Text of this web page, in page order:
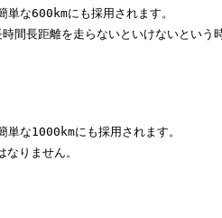
な600kmにも採用されます。
間長距離を走らないといけないという
な1000kmにも採用されます。
りません。